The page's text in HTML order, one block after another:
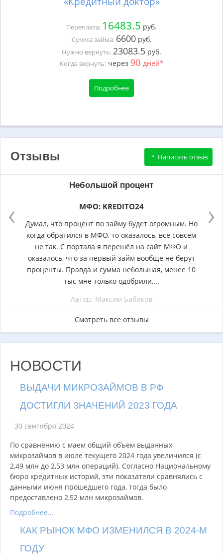
Переплата: 16483.5 руб.
Сумма займа: 6600руб.
Нужно вернуть: 23083.5 руб.
Когда вернуть:через 90 дней*
Подробнее
Отзывы Написать отзыв
Небольшой процент
МФО: KREDITO24
Думал, что процент по займу будет огромным. Но
когда обратился в МФО, то оказалось, всё совсем
не так. С портала я перешёл на сайт МФО и
оказалось, что за первый займ вообще не берут
проценты. Правда и сумма небольшая, менее 10
тыс мне только одобрили,...
Автор: Максим Бабиков
Смотреть все отзывы
‹ ›
НОВОСТИ
ВЫДАЧИ МИКРОЗАЙМОВ В РФ
ДОСТИГЛИ ЗНАЧЕНИЙ 2023 ГОДА
30 сентября 2024
По сравнению с маем общий объем выданных
микрозаймов в июле текущего 2024 года увеличился (с
2,49 млн до 2,53 млн операций). Согласно Национальному
бюро кредитных историй, эти показатели сравнялись с
данными июня прошедшего года, тогда было
предоставлено 2,52 млн микрозаймов.
Подробнее...
КАК РЫНОК МФО ИЗМЕНИЛСЯ В 2024-М
ГОДУ